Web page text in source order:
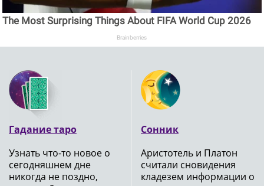
The Most Surprising Things About FIFA World Cup 2026
Brainberries
Гадание таро
Узнать что-то новое о
сегодняшнем дне
никогда не поздно,
Сонник
Аристотель и Платон
считали сновидения
кладезем информации о